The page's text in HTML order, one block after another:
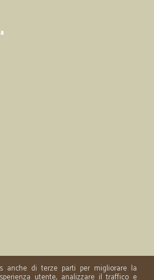
anche di terze parti per migliorare la
utente, analizzare il traffico e